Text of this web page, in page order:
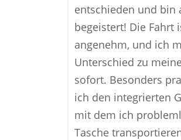
entschieden und bin
begeistert! Die Fahrt
angenehm, und ich
Unterschied zu
sofort. Besonders
ich den integrierten
mit dem ich
Tasche